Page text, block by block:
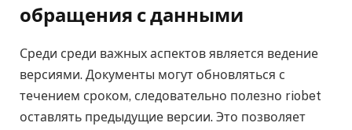
обращения с данными
Среди среди важных аспектов является ведение
версиями. Документы могут обновляться с
течением сроком, следовательно полезно riobet
оставлять предыдущие версии. Это позволяет